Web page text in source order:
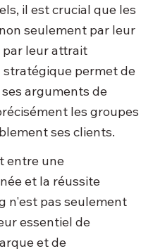
il est crucial que les
seulement par leur
par leur attrait
permet de
arguments de
les groupes
ses clients.
entre une
et la réussite
n'est pas seulement
essentiel de
et de